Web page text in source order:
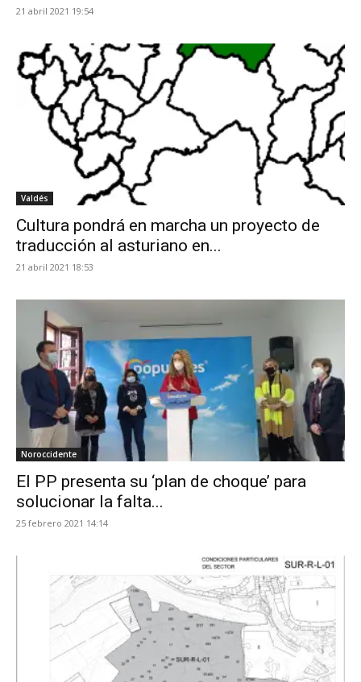
21 abril 2021 19:54
Valdés
Cultura pondrá en marcha un proyecto de
traducción al asturiano en...
21 abril 2021 18:53
Noroccidente
El PP presenta su ‘plan de choque’ para
solucionar la falta...
25 febrero 2021 14:14